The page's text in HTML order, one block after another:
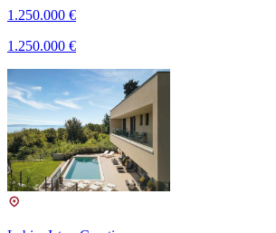
1.250.000 €
1.250.000 €